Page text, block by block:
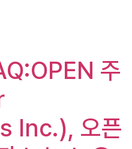
주
Inc.), 오픈